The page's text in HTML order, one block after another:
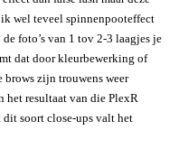
wel teveel spinnenpooteffect
foto’s van 1 tov 2-3 laagjes je
dat door kleurbewerking of
brows zijn trouwens weer
resultaat van die PlexR
soort close-ups valt het